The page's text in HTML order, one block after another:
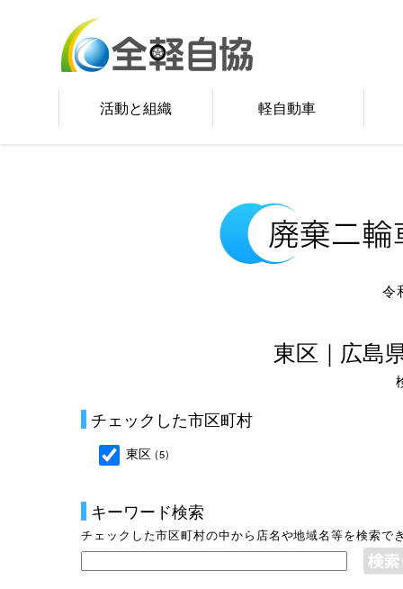
活動と組織 軽自動車
令
東区｜広島
チェックした市区町村
東区 (5)
キーワード検索
チェックした市区町村の中から店名や地域名等を検索で